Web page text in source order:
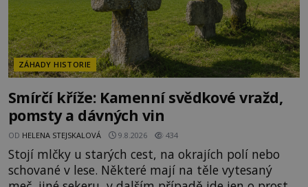
ZÁHADY HISTORIE
Smírčí kříže: Kamenní svědkové vražd,
pomsty a dávných vin
OD HELENA STEJSKALOVÁ 9.8.2026 434
Stojí mlčky u starých cest, na okrajích polí nebo
schované v lese. Některé mají na těle vytesaný